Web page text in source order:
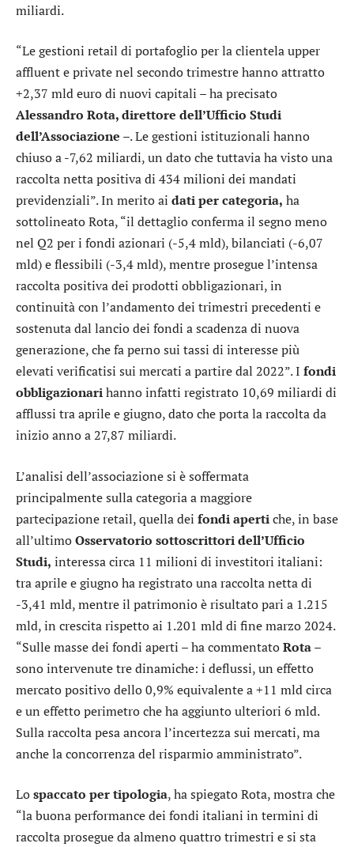
miliardi.
“Le gestioni retail di portafoglio per la clientela upper
affluent e private nel secondo trimestre hanno attratto
+2,37 mld euro di nuovi capitali – ha precisato
Alessandro Rota, direttore dell’Ufficio Studi
dell’Associazione –. Le gestioni istituzionali hanno
chiuso a -7,62 miliardi, un dato che tuttavia ha visto una
raccolta netta positiva di 434 milioni dei mandati
previdenziali”. In merito ai dati per categoria, ha
sottolineato Rota, “il dettaglio conferma il segno meno
nel Q2 per i fondi azionari (-5,4 mld), bilanciati (-6,07
mld) e flessibili (-3,4 mld), mentre prosegue l’intensa
raccolta positiva dei prodotti obbligazionari, in
continuità con l’andamento dei trimestri precedenti e
sostenuta dal lancio dei fondi a scadenza di nuova
generazione, che fa perno sui tassi di interesse più
elevati verificatisi sui mercati a partire dal 2022”. I fondi
obbligazionarihanno infatti registrato 10,69 miliardi di
afflussi tra aprile e giugno, dato che porta la raccolta da
inizio anno a 27,87 miliardi.
L’analisi dell’associazione si è soffermata
principalmente sulla categoria a maggiore
partecipazione retail, quella dei fondi apertiche, in base
all’ultimoOsservatorio sottoscrittori dell’Ufficio
Studi, interessa circa 11 milioni di investitori italiani:
tra aprile e giugno ha registrato una raccolta netta di
-3,41 mld, mentre il patrimonio è risultato pari a 1.215
mld, in crescita rispetto ai 1.201 mld di fine marzo 2024.
“Sulle masse dei fondi aperti – ha commentatoRota–
sono intervenute tre dinamiche: i deflussi, un effetto
mercato positivo dello 0,9% equivalente a +11 mld circa
e un effetto perimetro che ha aggiunto ulteriori 6 mld.
Sulla raccolta pesa ancora l’incertezza sui mercati, ma
anche la concorrenza del risparmio amministrato”.
Lospaccato per tipologia, ha spiegato Rota, mostra che
“la buona performance dei fondi italiani in termini di
raccolta prosegue da almeno quattro trimestri e si sta